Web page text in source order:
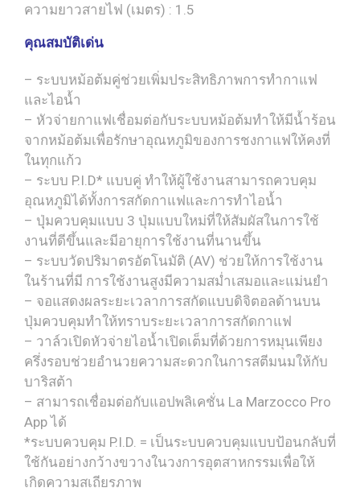
ความยาวสายไฟ (เมตร) : 1.5
คุณสมบัติเด่น
– ระบบหม้อต้มคู่ช่วยเพิ่มประสิทธิภาพการทำกาแฟ
และไอน้ำ
– หัวจ่ายกาแฟเชื่อมต่อกับระบบหม้อต้มทำให้มีน้ำร้อน
จากหม้อต้มเพื่อรักษาอุณหภูมิของการชงกาแฟให้คงที่
ในทุกแก้ว
– ระบบ P.I.D* แบบคู่ ทำให้ผู้ใช้งานสามารถควบคุม
อุณหภูมิได้ทั้งการสกัดกาแฟและการทำไอน้ำ
– ปุุ่มควบคุมแบบ 3 ปุ่มแบบใหม่ที่ให้สัมผัสในการใช้
งานที่ดีขึ้นและมีอายุการใช้งานที่นานขึ้น
– ระบบวัดปริมาตรอัตโนมัติ (AV) ช่วยให้การใช้งาน
ในร้านที่มี การใช้งานสูงมีความสม่ำเสมอและแม่นยำ
– จอแสดงผลระยะเวลาการสกัดแบบดิจิตอลด้านบน
ปุ่มควบคุมทำให้ทราบระยะเวลาการสกัดกาแฟ
– วาล์วเปิดหัวจ่ายไอน้ำเปิดเต็มที่ด้วยการหมุนเพียง
ครึ่งรอบช่วยอำนวยความสะดวกในการสตีมนมให้กับ
บาริสต้า
– สามารถเชื่อมต่อกับแอปพลิเคชั่น La Marzocco Pro
App ได้
*ระบบควบคุม P.I.D. = เป็นระบบควบคุมแบบป้อนกลับที่
ใช้กันอย่างกว้างขวางในวงการอุตสาหกรรมเพื่อให้
เกิดความสเถียรภาพ